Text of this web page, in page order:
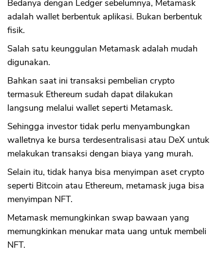
Bedanya dengan Ledger sebelumnya, Metamask
adalah wallet berbentuk aplikasi. Bukan berbentuk
fisik.
Salah satu keunggulan Metamask adalah mudah
digunakan.
Bahkan saat ini transaksi pembelian crypto
termasuk Ethereum sudah dapat dilakukan
langsung melalui wallet seperti Metamask.
Sehingga investor tidak perlu menyambungkan
walletnya ke bursa terdesentralisasi atau DeX untuk
melakukan transaksi dengan biaya yang murah.
Selain itu, tidak hanya bisa menyimpan aset crypto
seperti Bitcoin atau Ethereum, metamask juga bisa
menyimpan NFT.
Metamask memungkinkan swap bawaan yang
memungkinkan menukar mata uang untuk membeli
NFT.